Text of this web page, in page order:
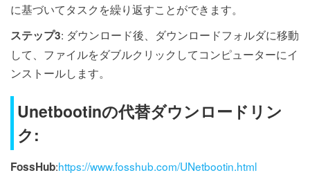
に基づいてタスクを繰り返すことができます。
ステップ3: ダウンロード後、ダウンロードフォルダに移動
して、ファイルをダブルクリックしてコンピューターにイ
ンストールします。
Unetbootinの代替ダウンロードリン
ク:
FossHub:https://www.fosshub.com/UNetbootin.html